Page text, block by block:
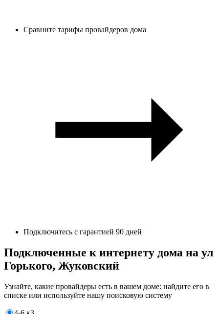
Сравните тарифы провайдеров дома
Подключитесь с гарантией 90 дней
Подключенные к интернету дома на ул
Горького, Жуковский
Узнайте, какие провайдеры есть в вашем доме: найдите его в
списке или используйте нашу поисковую систему